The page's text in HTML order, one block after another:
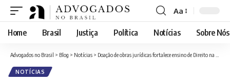
Font
Resizer
Aa
Home Brasil Justiça Política Notícias Sobre Nós
Advogados no Brasil > Blog > Notícias > Doação de obras jurídicas fortalece ensino de Direito na Unitins em Augustinópolis
NOTÍCIAS